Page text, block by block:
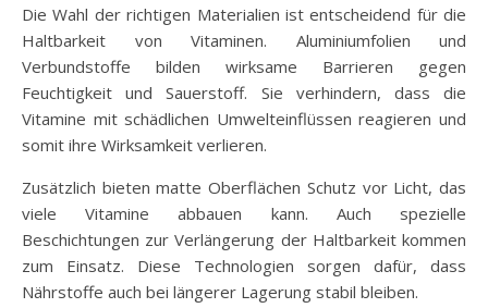
Die Wahl der richtigen Materialien ist entscheidend für die
Haltbarkeit von Vitaminen. Aluminiumfolien und
Verbundstoffe bilden wirksame Barrieren gegen
Feuchtigkeit und Sauerstoff. Sie verhindern, dass die
Vitamine mit schädlichen Umwelteinflüssen reagieren und
somit ihre Wirksamkeit verlieren.
Zusätzlich bieten matte Oberflächen Schutz vor Licht, das
viele Vitamine abbauen kann. Auch spezielle
Beschichtungen zur Verlängerung der Haltbarkeit kommen
zum Einsatz. Diese Technologien sorgen dafür, dass
Nährstoffe auch bei längerer Lagerung stabil bleiben.